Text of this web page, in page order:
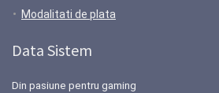
Modalitati de plata
Data Sistem
Din pasiune pentru gaming